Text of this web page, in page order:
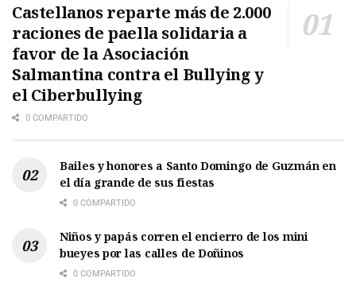
Castellanos reparte más de 2.000
raciones de paella solidaria a
favor de la Asociación
Salmantina contra el Bullying y
el Ciberbullying
0 COMPARTIDO
Bailes y honores a Santo Domingo de Guzmán en
el día grande de sus fiestas
0 COMPARTIDO
Niños y papás corren el encierro de los mini
bueyes por las calles de Doñinos
0 COMPARTIDO